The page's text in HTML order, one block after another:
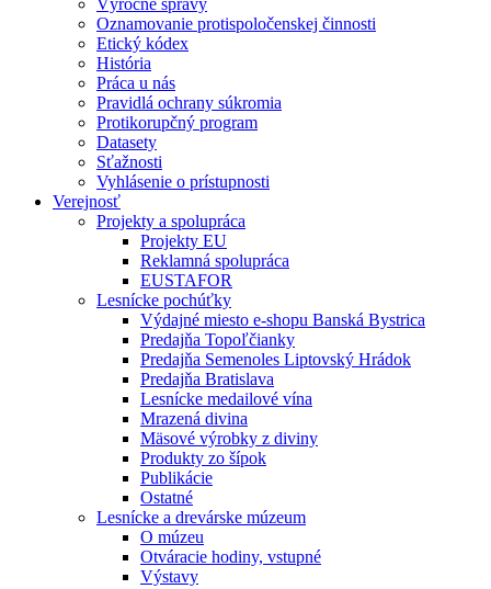
Oznamovanie protispoločenskej činnosti
Etický kódex
História
Práca u nás
Pravidlá ochrany súkromia
Protikorupčný program
Datasety
Sťažnosti
Vyhlásenie o prístupnosti
Verejnosť
Projekty a spolupráca
Projekty EU
Reklamná spolupráca
EUSTAFOR
Lesnícke pochúťky
Výdajné miesto e-shopu Banská Bystrica
Predajňa Topoľčianky
Predajňa Semenoles Liptovský Hrádok
Predajňa Bratislava
Lesnícke medailové vína
Mrazená divina
Mäsové výrobky z diviny
Produkty zo šípok
Publikácie
Ostatné
Lesnícke a drevárske múzeum
O múzeu
Otváracie hodiny, vstupné
Výstavy